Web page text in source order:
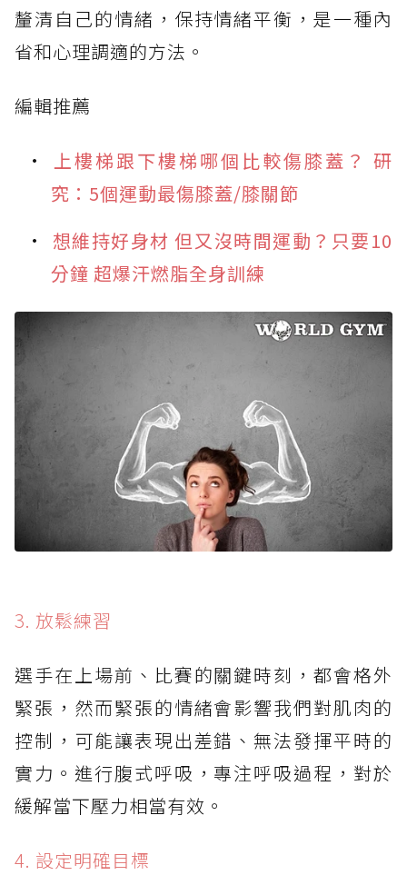
釐清自己的情緒，保持情緒平衡，是一種內
省和心理調適的方法。
編輯推薦
上樓梯跟下樓梯哪個比較傷膝蓋？ 研
究：5個運動最傷膝蓋/膝關節
想維持好身材 但又沒時間運動？只要10
分鐘 超爆汗燃脂全身訓練
3. 放鬆練習
選手在上場前、比賽的關鍵時刻，都會格外
緊張，然而緊張的情緒會影響我們對肌肉的
控制，可能讓表現出差錯、無法發揮平時的
實力。進行腹式呼吸，專注呼吸過程，對於
緩解當下壓力相當有效。
4. 設定明確目標